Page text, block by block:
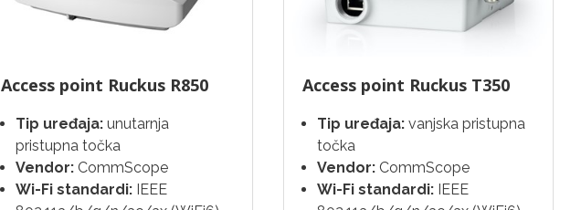
Access point Ruckus R850
Tip uređaja: unutarnja
pristupna točka
Vendor: CommScope
Wi-Fi standardi: IEEE
Access point Ruckus T350
Tip uređaja:vanjska pristupna
točka
Vendor:CommScope
Wi-Fi standardi:IEEE